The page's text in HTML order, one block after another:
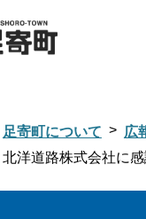
足寄町について
広
北洋道路株式会社に